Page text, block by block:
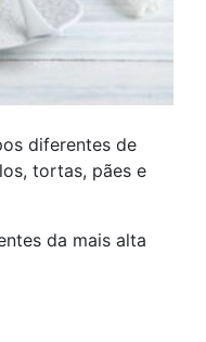
diferentes de
tortas, pães e
da mais alta